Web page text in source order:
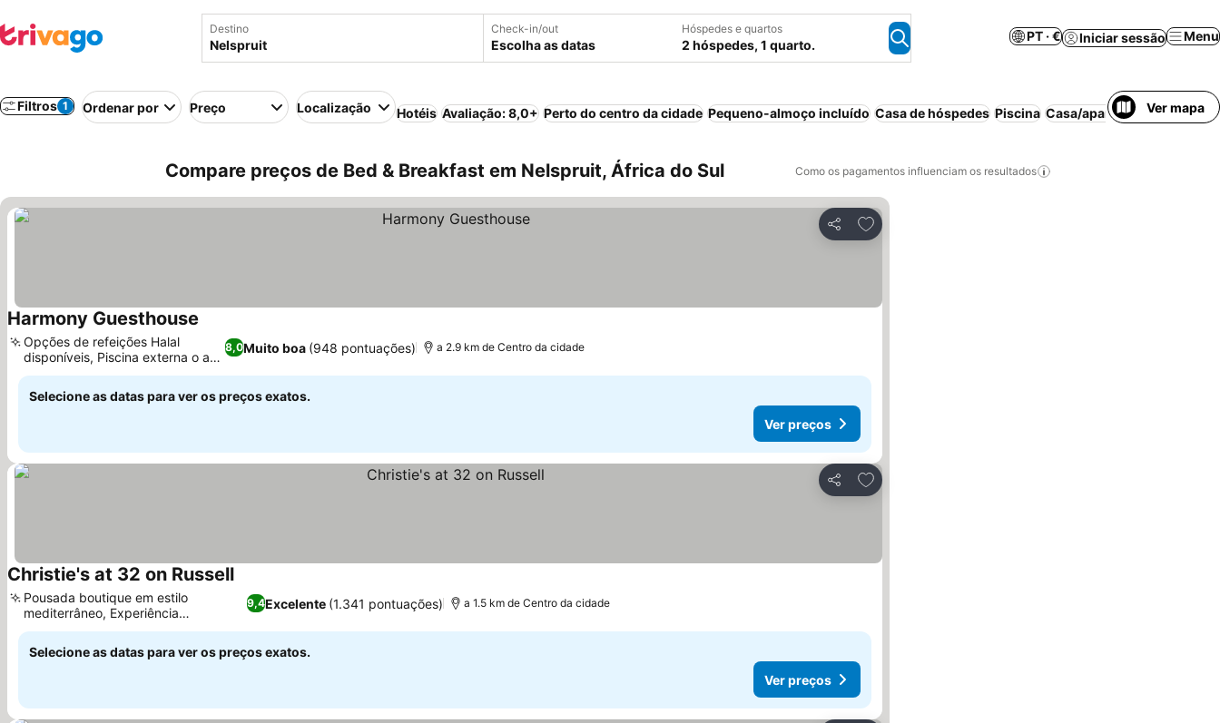
Destino Check-in/out
Escolha as datas
Hóspedes e quartos
2 hóspedes, 1 quarto.
PT · € Iniciar sessão Menu
Filtros 1 Ordenar por Preço Localização Hotéis Avaliação: 8,0+ Perto do centro da cidade Pequeno-almoço incluído Casa de hóspedes Piscina Casa/apartamento inteiro
Ver mapa
Compare preços de Bed & Breakfast em Nelspruit, África do Sul Como os pagamentos influenciam os resultados
Partilhar
Adicionar aos favoritos
Harmony Guesthouse
8,0Muito boa (948 pontuações)
Opções de refeições Halal
disponíveis, Piscina externa o ano
todo
a 2.9 km de Centro da cidade
Selecione as datas para ver os preços exatos.
Ver preços
Partilhar
Adicionar aos favoritos
Christie's at 32 on RussellVer preços
9,4Excelente (1.341 pontuações)
Pousada boutique em estilo
mediterrâneo, Experiência
gastronômica refinada
a 1.5 km de Centro da cidade
Selecione as datas para ver os preços exatos.
Ver preços